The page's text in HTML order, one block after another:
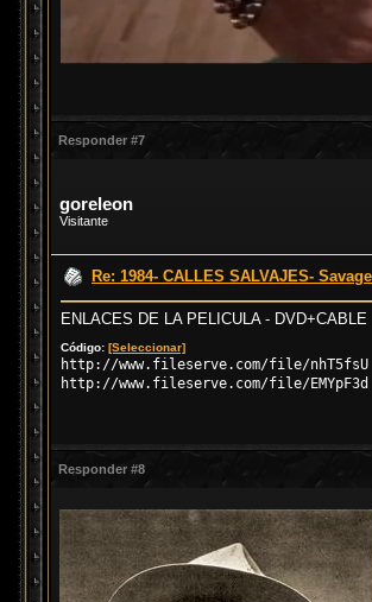
Responder #7
goreleon
Visitante
Re: 1984- CALLES SALVAJES-
ENLACES DE LA PELICULA - DVD+CABLE
Código: [Seleccionar]
http://www.fileserve.com/file/nhT5fsU
http://www.fileserve.com/file/EMYpF3d
Responder #8